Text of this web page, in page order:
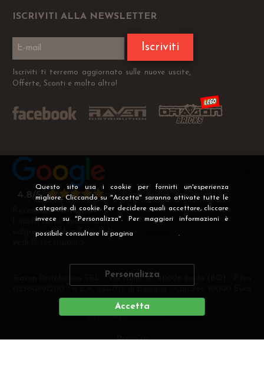
Questo sito usa i cookie per fornirti un'esperienza
migliore. Cliccando su "Accetta" saranno attivate tutte le
categorie di cookie. Per decidere quali accettare, cliccare
invece su "Personalizza". Per maggiori informazioni è
possibile consultare la pagina .
Personalizza
Accetta
ISCRIVITI ALLA NEWSLETTER
Iscriviti
Iscriviti ti terremo aggiornato sulle nuove uscite,
Offerte, Sconti e molto altro!
Recensioni Verificate
I nostri clienti soddisfatti
valgono più di mille parole
Raven Distribution SRL - Via Fanin 30, 40026 Imola (BO) - P.Iva
i.v
DEVELOPERCREATIVE WEB
Privacy